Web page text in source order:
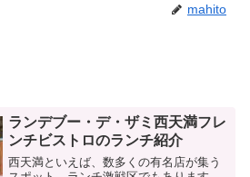
mahito
ランデブー・デ・ザミ西天満フレ
ンチビストロのランチ紹介
西天満といえば、数多くの有名店が集う